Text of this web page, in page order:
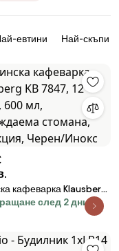
евтини Най-скъпи
кафеварка Klausberg
12 чаши, 600 мл,
Черен/Инокс
след 2 дни